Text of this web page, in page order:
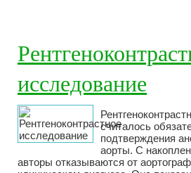
исследование
считалось
подтверждения
аорты. С
авторы отказываются от